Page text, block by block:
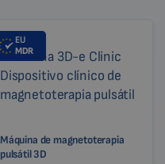
EU
MDR
Máquina de magnetoterapia
pulsátil 3D